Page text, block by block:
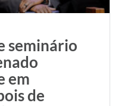
seminário
em
de